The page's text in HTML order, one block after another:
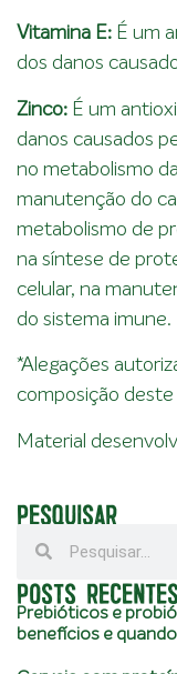
Vitamina E: É um
dos danos
Zinco: É um
danos causados
no metabolismo
manutenção do
metabolismo de
na síntese de
celular, na
do sistema imune.
*Alegações
composição
Material
PESQUISAR
POSTS
Prebióticos e
benefícios e